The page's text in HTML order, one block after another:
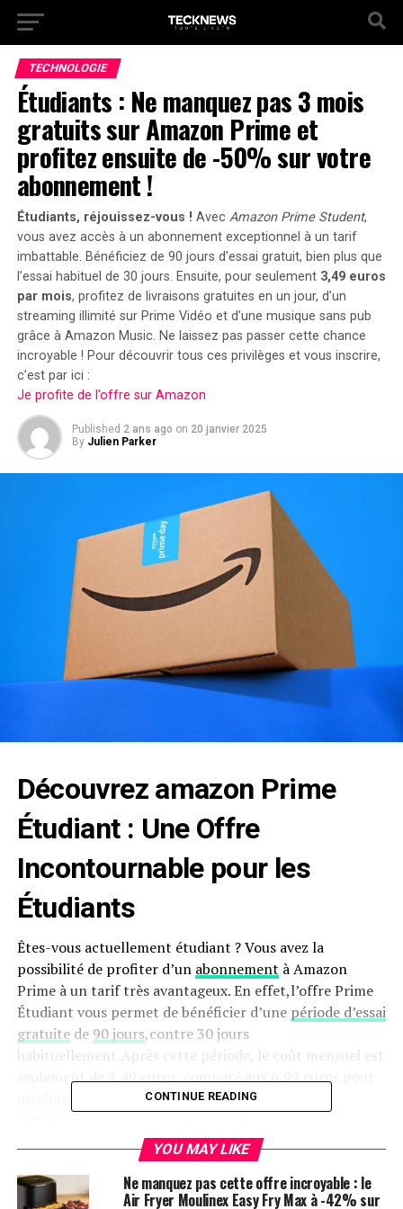
TECHNOLOGIE
Étudiants : Ne manquez pas 3 mois
gratuits sur Amazon Prime et
profitez ensuite de -50% sur votre
abonnement !
Étudiants, réjouissez-vous ! Avec Amazon Prime Student,
vous avez accès à un abonnement exceptionnel à un tarif
imbattable. Bénéficiez de 90 jours d’essai gratuit, bien plus que
l’essai habituel de 30 jours. Ensuite, pour seulement 3,49 euros
par mois, profitez de livraisons gratuites en un jour, d’un
streaming illimité sur Prime Vidéo et d’une musique sans pub
grâce à Amazon Music. Ne laissez pas passer cette chance
incroyable ! Pour découvrir tous ces privilèges et vous inscrire,
c’est par ici :
Je profite de l’offre sur Amazon
Published 2 ans ago on 20 janvier 2025
By Julien Parker
Découvrez amazon Prime
Étudiant : Une Offre
Incontournable pour les
Étudiants
Êtes-vous actuellement étudiant ? Vous avez la
possibilité de profiter d’un abonnement à Amazon
Prime à un tarif très avantageux. En effet,l’offre Prime
Étudiant vous permet de bénéficier d’une période d’essai
gratuitede 90 jours,contre 30 jours
habituellement.Après cette période, le coût mensuel est
seulement de 3,49 euros, comparé aux 6,99 euros pour
un abonnement standard. Cela représente une
Pour accéder à Amazon Prime Étudiant et découvrir
tous ses atouts :
CONTINUE READING
YOU MAY LIKE
Ne manquez pas cette offre incroyable : le
Air Fryer Moulinex Easy Fry Max à -42% sur